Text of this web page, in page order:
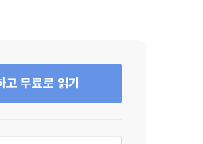
고 무료로 읽기